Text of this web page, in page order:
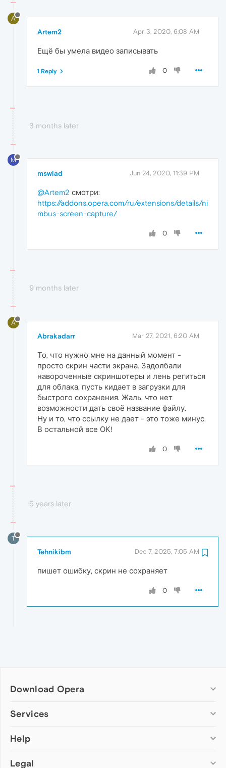
A
Artem2 Apr 3, 2020, 6:08 AM
Ещё бы умела видео записывать
0
1 Reply
3 months later
M
mswlad Jun 24, 2020, 11:39 PM
@Artem2 смотри:
https://addons.opera.com/ru/extensions/details/ni
mbus-screen-capture/
0
9 months later
A
Abrakadarr Mar 27, 2021, 6:20 AM
То, что нужно мне на данный момент -
просто скрин части экрана. Задолбали
навороченные скриншотеры и лень региться
для облака, пусть кидает в загрузки для
быстрого сохранения. Жаль, что нет
возможности дать своё название файлу.
Ну и то, что ссылку не дает - это тоже минус.
В остальной все ОК!
0
5 years later
T
Tehnikibm Dec 7, 2025, 7:05 AM
пишет ошибку, скрин не сохраняет
0
Download Opera
Computer browsers
Opera for Mac
Opera beta version
Services
Add-ons
Wallpapers
Help
Help & support
Legal